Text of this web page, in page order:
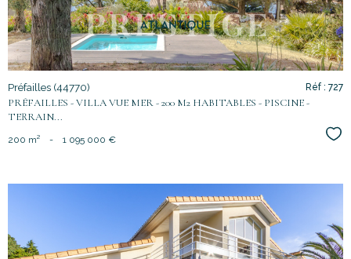
Préfailles (44770)
PRÉFAILLES - VILLA VUE MER - 200 M2 HABITABLES - PISCINE -
TERRAIN...
Réf : 727
200 m² - 1 095 000 €